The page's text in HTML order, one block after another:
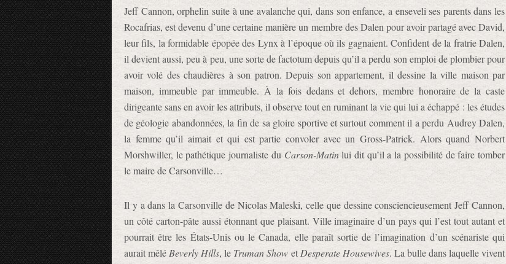
Jeff Cannon, orphelin suite à une avalanche qui, dans son enfance, a enseveli ses parents dans les
Rocafrias, est devenu d’une certaine manière un membre des Dalen pour avoir partagé avec David,
leur fils, la formidable épopée des Lynx à l’époque où ils gagnaient. Confident de la fratrie Dalen,
il devient aussi, peu à peu, une sorte de factotum depuis qu’il a perdu son emploi de plombier pour
avoir volé des chaudières à son patron. Depuis son appartement, il dessine la ville maison par
maison, immeuble par immeuble. À la fois dedans et dehors, membre honoraire de la caste
dirigeante sans en avoir les attributs, il observe tout en ruminant la vie qui lui a échappé : les études
de géologie abandonnées, la fin de sa gloire sportive et surtout comment il a perdu Audrey Dalen,
la femme qu’il aimait et qui est partie convoler avec un Gross-Patrick. Alors quand Norbert
Morshwiller, le pathétique journaliste du Carson-Matinlui dit qu’il a la possibilité de faire tomber
le maire de Carsonville…
Il y a dans la Carsonville de Nicolas Maleski, celle que dessine consciencieusement Jeff Cannon,
un côté carton-pâte aussi étonnant que plaisant. Ville imaginaire d’un pays qui l’est tout autant et
pourrait être les États-Unis ou le Canada, elle paraît sortie de l’imagination d’un scénariste qui
aurait mêlé Beverly Hills, le Truman Show et Desperate Housewives. La bulle dans laquelle vivent